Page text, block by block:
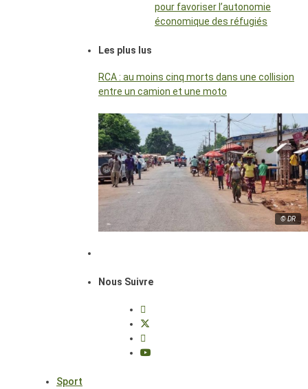
pour favoriser l’autonomie
économique des réfugiés
Les plus lus
RCA : au moins cinq morts dans une collision
entre un camion et une moto
© DR
Nous Suivre
Sport